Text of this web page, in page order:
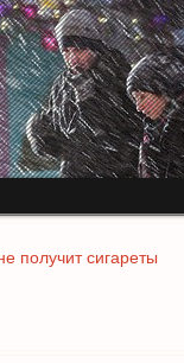
получит сигареты